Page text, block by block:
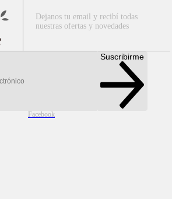
Dejanos tu email y recibí todas
nuestras ofertas y novedades
Suscribirme
Facebook